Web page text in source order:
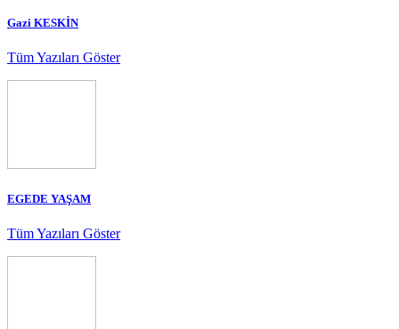
Gazi KESKİN
Tüm Yazıları Göster
EGEDE YAŞAM
Tüm Yazıları Göster